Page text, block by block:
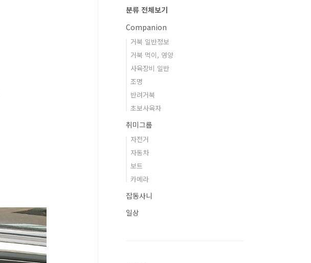
분류 전체보기
Companion
거북 일반정보
거북 먹이, 영양
사육장비 일반
조명
반려거북
초보사육자
취미그룹
자전거
자동차
보트
카메라
잡동사니
일상